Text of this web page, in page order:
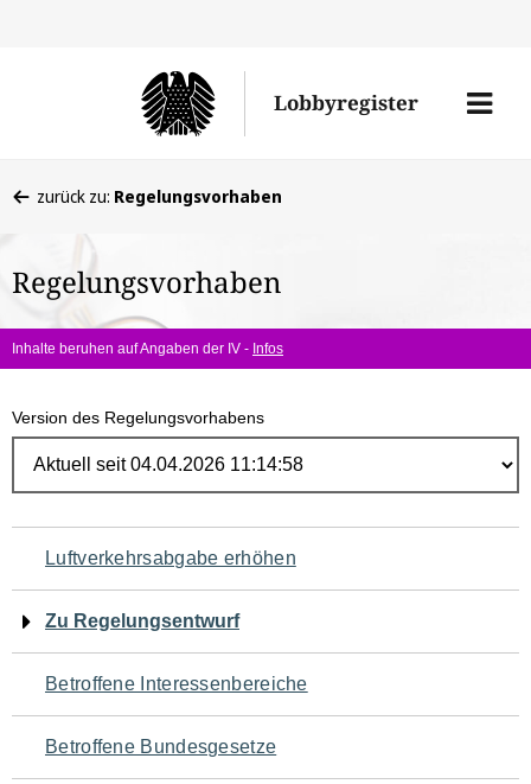
Lobbyregister
Menü
befinden
hier:
zurück zu: Regelungsvorhaben
Regelungsvorhaben
Inhalte beruhen auf Angaben der IV - Infos
Version des Regelungsvorhabens
Navigation
für
den
Seiteninhalt
Luftverkehrsabgabe erhöhen
Zu Regelungsentwurf
Betroffene Interessenbereiche
Betroffene Bundesgesetze